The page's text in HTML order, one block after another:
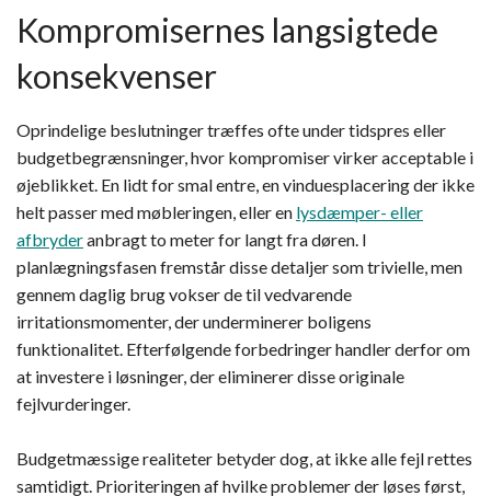
Kompromisernes langsigtede
konsekvenser
Oprindelige beslutninger træffes ofte under tidspres eller
budgetbegrænsninger, hvor kompromiser virker acceptable i
øjeblikket. En lidt for smal entre, en vinduesplacering der ikke
helt passer med møbleringen, eller en lysdæmper- eller
afbryderanbragt to meter for langt fra døren. I
planlægningsfasen fremstår disse detaljer som trivielle, men
gennem daglig brug vokser de til vedvarende
irritationsmomenter, der underminerer boligens
funktionalitet. Efterfølgende forbedringer handler derfor om
at investere i løsninger, der eliminerer disse originale
fejlvurderinger.
Budgetmæssige realiteter betyder dog, at ikke alle fejl rettes
samtidigt. Prioriteringen af hvilke problemer der løses først,